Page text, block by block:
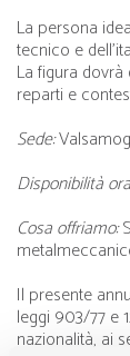
La persona
tecnico e
La figura
reparti e
Sede:
Disponibilità
Cosa offriamo:
Il presente
leggi 903/77 e
nazionalità, ai